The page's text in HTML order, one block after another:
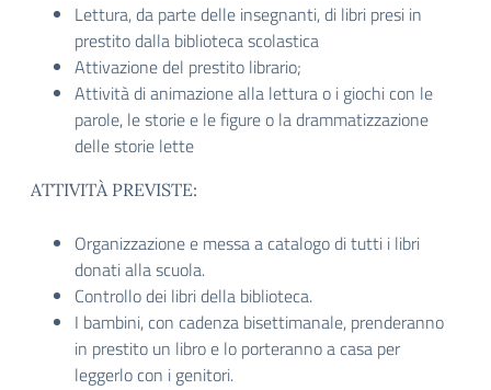
Lettura, da parte delle insegnanti, di libri presi in
prestito dalla biblioteca scolastica
Attivazione del prestito librario;
Attività di animazione alla lettura o i giochi con le
parole, le storie e le figure o la drammatizzazione
delle storie lette
ATTIVITÀ PREVISTE:
Organizzazione e messa a catalogo di tutti i libri
donati alla scuola.
Controllo dei libri della biblioteca.
I bambini, con cadenza bisettimanale, prenderanno
in prestito un libro e lo porteranno a casa per
leggerlo con i genitori.